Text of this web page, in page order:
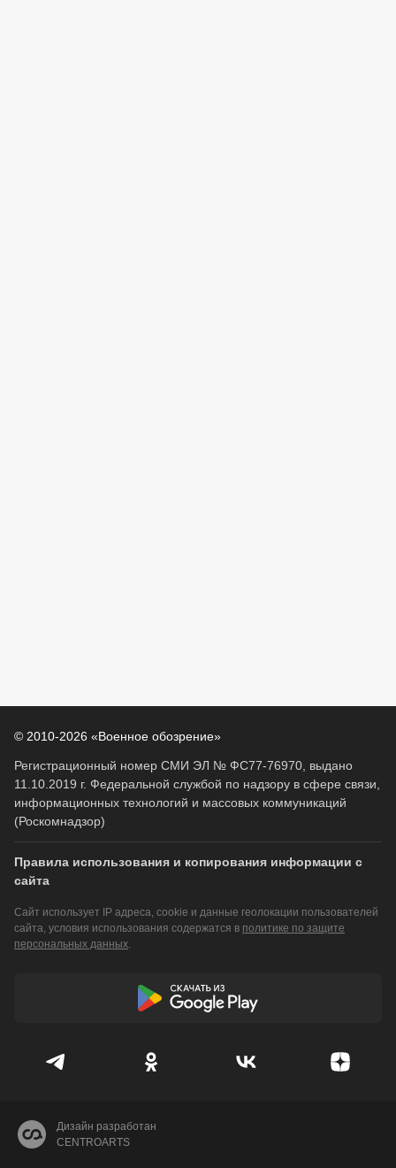
© 2010-2026 «Военное обозрение»
Регистрационный номер СМИ ЭЛ № ФС77-76970, выдано
11.10.2019 г. Федеральной службой по надзору в сфере связи,
информационных технологий и массовых коммуникаций
(Роскомнадзор)
Правила использования и копирования информации с
сайта
Сайт использует IP адреса, cookie и данные геолокации пользователей
сайта, условия использования содержатся в политике по защите
персональных данных.
Дизайн разработан
CENTROARTS